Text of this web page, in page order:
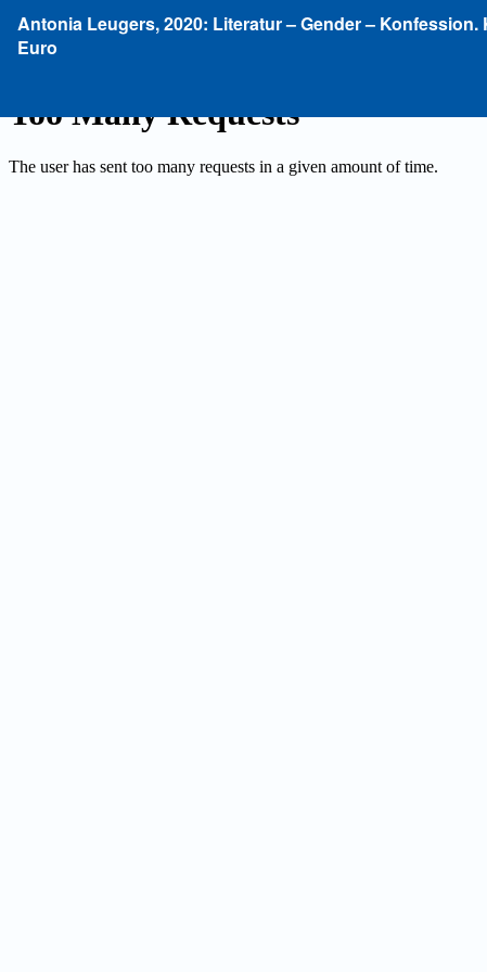
Artikeldetails
zurückkehren
Antonia Leugers, 2020: Literatur – Gender –
Euro